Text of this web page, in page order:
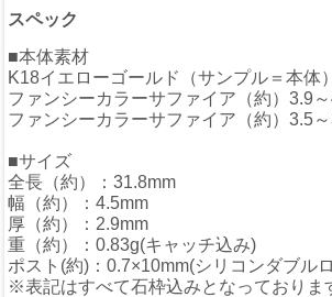
スペック
■本体素材
K18イエローゴールド（サンプル＝本体）
ファンシーカラーサファイア（約）3.9
ファンシーカラーサファイア（約）3.5
■サイズ
全長（約）：31.8mm
幅（約）：4.5mm
厚（約）：2.9mm
重（約）：0.83g(キャッチ込み)
ポスト(約)：0.7×10mm(シリコンダブル
※表記はすべて石枠込みとなっておりま